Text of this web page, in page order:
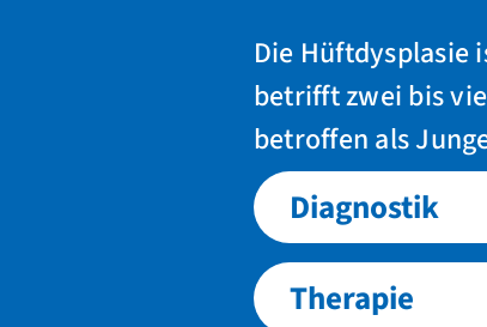
Die Hüftdysplasie
betrifft zwei bis
betroffen als
Diagnostik
Therapie